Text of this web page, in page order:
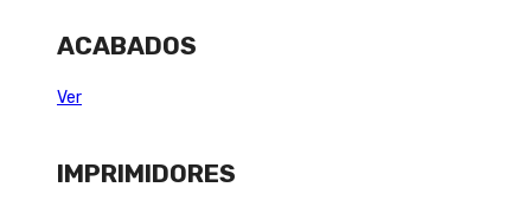
ACABADOS
Ver
IMPRIMIDORES